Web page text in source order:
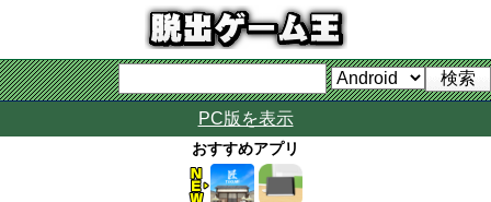
PC版を表示
おすすめアプリ